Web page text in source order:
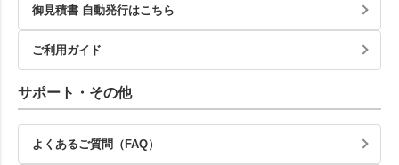
御見積書 自動発行はこちら
ご利用ガイド
サポート・その他
よくあるご質問（FAQ）